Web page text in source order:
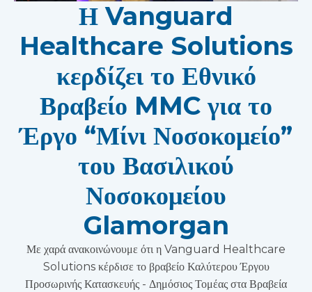
Η Vanguard
Healthcare Solutions
κερδίζει το Εθνικό
Βραβείο MMC για το
Έργο “Μίνι Νοσοκομείο”
του Βασιλικού
Νοσοκομείου
Glamorgan
Με χαρά ανακοινώνουμε ότι η Vanguard Healthcare
Solutions κέρδισε το βραβείο Καλύτερου Έργου
Προσωρινής Κατασκευής - Δημόσιος Τομέας στα Βραβεία